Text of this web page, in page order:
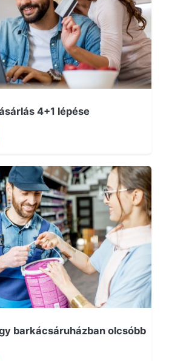
4+1 lépése
barkácsáruházban olcsóbb